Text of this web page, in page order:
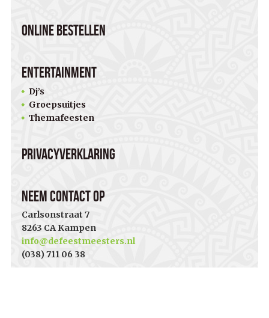
Online bestellen
Entertainment
Dj’s
Groepsuitjes
Themafeesten
Privacyverklaring
Neem contact op
Carlsonstraat 7
8263 CA Kampen
info@defeestmeesters.nl
(038) 711 06 38